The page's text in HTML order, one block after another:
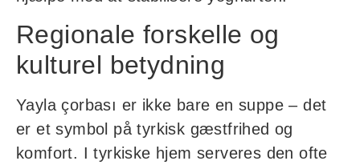
Regionale forskelle og
kulturel betydning
Yayla çorbası er ikke bare en suppe – det
er et symbol på tyrkisk gæstfrihed og
komfort. I tyrkiske hjem serveres den ofte